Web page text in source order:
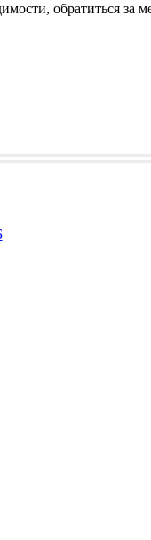
обратиться за